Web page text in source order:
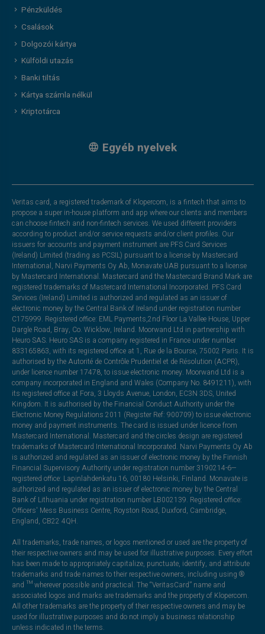
Pénzküldés
Csalások
Dolgozói kártya
Külföldi utazás
Banki tiltás
Kártya számla nélkül
Kriptotárca
Egyéb nyelvek
Veritas card, a registered trademark of Klopercom, is a fintech that aims to
propose a super in-house platform and app where our clients and members
can choose fintech and non-fintech services. We used different providers
according to product and/or service requests and/or client profiles. Our
issuers for accounts and payment instrument are PFS Card Services
(Ireland) Limited (trading as PCSIL) pursuant to a license by Mastercard
International, Narvi Payments Oy Ab, Monavate UAB pursuant to a license
by Mastercard International. Mastercard and the Mastercard Brand Mark are
registered trademarks of Mastercard International Incorporated. PFS Card
Services (Ireland) Limited is authorized and regulated as an issuer of
electronic money by the Central Bank of Ireland under registration number
C175999. Registered office: EML Payments,2nd Floor La Vallee House, Upper
Dargle Road, Bray, Co. Wicklow, Ireland. Moorwand Ltd in partnership with
Heuro SAS. Heuro SAS is a company registered in France under number
833165863, with its registered office at 1, Rue de la Bourse, 75002 Paris. It is
authorised by the Autorité de Contrôle Prudentiel et de Résolution (ACPR),
under licence number 17478, to issue electronic money. Moorwand Ltd is a
company incorporated in England and Wales (Company No. 8491211), with
its registered office at Fora, 3 Lloyds Avenue, London, EC3N 3DS, United
Kingdom. It is authorised by the Financial Conduct Authority under the
Electronic Money Regulations 2011 (Register Ref: 900709) to issue electronic
money and payment instruments. The card is issued under licence from
Mastercard International. Mastercard and the circles design are registered
trademarks of Mastercard International Incorporated. Narvi Payments Oy Ab
is authorized and regulated as an issuer of electronic money by the Finnish
Financial Supervisory Authority under registration number 3190214-6—
registered office: Lapinlahdenkatu 16, 00180 Helsinki, Finland. Monavate is
authorized and regulated as an issuer of electronic money by the Central
Bank of Lithuania under registration number LB002139. Registered office:
Officers' Mess Business Centre, Royston Road, Duxford, Cambridge,
England, CB22 4QH.
All trademarks, trade names, or logos mentioned or used are the property of
their respective owners and may be used for illustrative purposes. Every effort
has been made to appropriately capitalize, punctuate, identify, and attribute
trademarks and trade names to their respective owners, including using ®
and ™ wherever possible and practical. The “VeritasCard” name and
associated logos and marks are trademarks and the property of Klopercom.
All other trademarks are the property of their respective owners and may be
used for illustrative purposes and do not imply a business relationship
unless indicated in the terms.